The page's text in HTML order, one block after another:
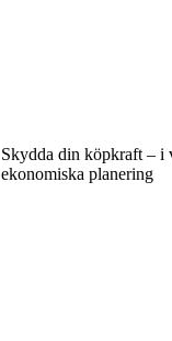
Skydda din köpkraft – i
ekonomiska planering